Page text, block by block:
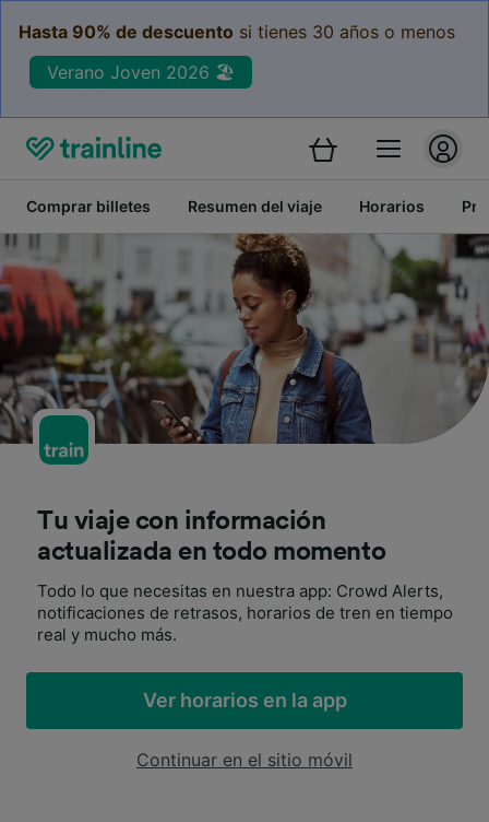
Hasta 90% de descuento si tienes 30 años o menos
Verano Joven 2026 🏖️
Comprar billetes Resumen del viaje Horarios
Tu viaje con información
actualizada en todo momento
Todo lo que necesitas en nuestra app: Crowd Alerts,
notificaciones de retrasos, horarios de tren en tiempo
real y mucho más.
Ver horarios en la app
Continuar en el sitio móvil